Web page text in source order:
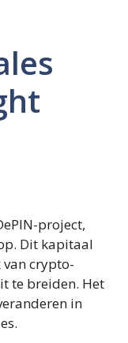
project,
Dit kapitaal
crypto-
te breiden. Het
in